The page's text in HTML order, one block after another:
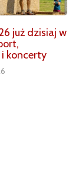
już dzisiaj w
koncerty